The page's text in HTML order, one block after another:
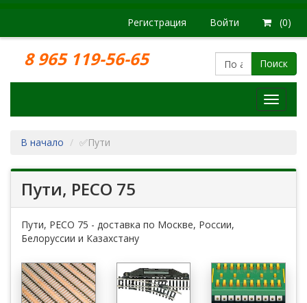
Регистрация Войти (0)
8 965 119-56-65 Поиск
Модели
В начало
✅Пути
Пути, PECO 75
Пути, PECO 75 - доставка по Москве, России,
Белоруссии и Казахстану